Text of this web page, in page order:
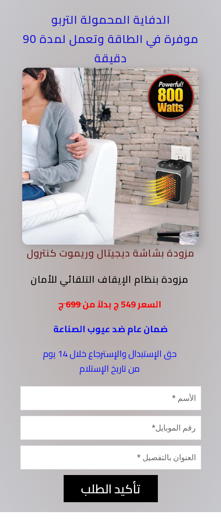
الدفاية المحمولة التربو
موفرة في الطاقة وتعمل لمدة 90
دقيقة
مزودة بشاشة ديجيتال وريموت كنترول
السعر 549 ج بدلاً من
699 ج
ضمان عام ضد عيوب الصناعة
تأكيد الطلب